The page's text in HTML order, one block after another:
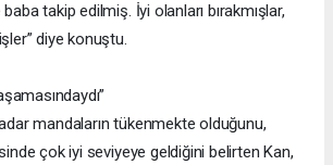
takip edilmiş. İyi olanları bırakmışlar,
diye konuştu.
mandaların tükenmekte olduğunu,
çok iyi seviyeye geldiğini belirten Kan,